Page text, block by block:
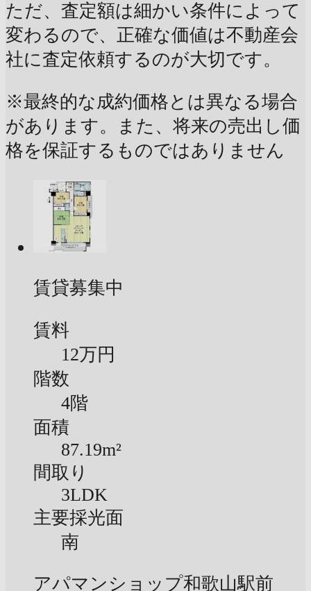
ただ、査定額は細かい条件によって
変わるので、正確な価値は不動産会
社に査定依頼するのが大切です。
※最終的な成約価格とは異なる場合
があります。また、将来の売出し価
格を保証するものではありません
賃貸募集中
賃料
12万円
階数
4階
面積
87.19m²
間取り
3LDK
主要採光面
南
アパマンショップ和歌山駅前